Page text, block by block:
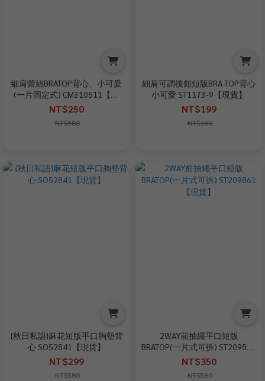
細肩蕾絲BRATOP背心、小可愛
(一片固定式) CM310511【現
貨】
NT$250
NT$580
細肩可調後釦短版BRA TOP背心
小可愛 ST1173-9【現貨】
NT$199
NT$380
{秋日私語}麻花短版平口胸墊背
心 SO52841【現貨】
NT$299
NT$580
2WAY前抽繩平口短版
BRATOP(一片式可拆) ST209861
【現貨】
NT$350
NT$580